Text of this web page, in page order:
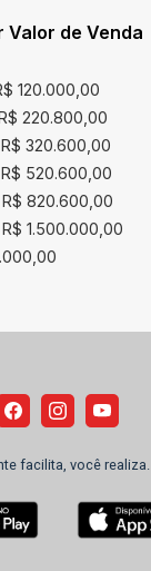
Valor de Venda
120.000,00
220.800,00
320.600,00
520.600,00
820.600,00
1.500.000,00
facilita, você realiza.